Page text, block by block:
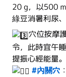
20 g，以500
綠豆消暑利尿
穴位按摩
令，此時宜午
提振心經能量。
#內關穴